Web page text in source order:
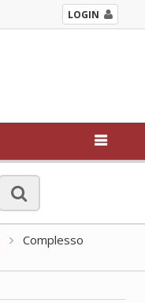
LOGIN
Complesso